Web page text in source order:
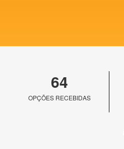
64
OPÇÕES RECEBIDAS